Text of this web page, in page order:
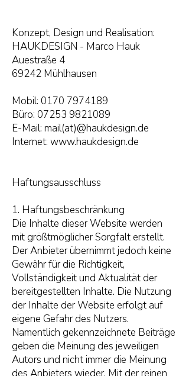
Konzept, Design und Realisation:
HAUKDESIGN - Marco Hauk
Auestraße 4
69242 Mühlhausen
Mobil: 0170 7974189
Büro: 07253 9821089
E-Mail: mail(at)@haukdesign.de
Internet: www.haukdesign.de
Haftungsausschluss
1. Haftungsbeschränkung
Die Inhalte dieser Website werden
mit größtmöglicher Sorgfalt erstellt.
Der Anbieter übernimmt jedoch keine
Gewähr für die Richtigkeit,
Vollständigkeit und Aktualität der
bereitgestellten Inhalte. Die Nutzung
der Inhalte der Website erfolgt auf
eigene Gefahr des Nutzers.
Namentlich gekennzeichnete Beiträge
geben die Meinung des jeweiligen
Autors und nicht immer die Meinung